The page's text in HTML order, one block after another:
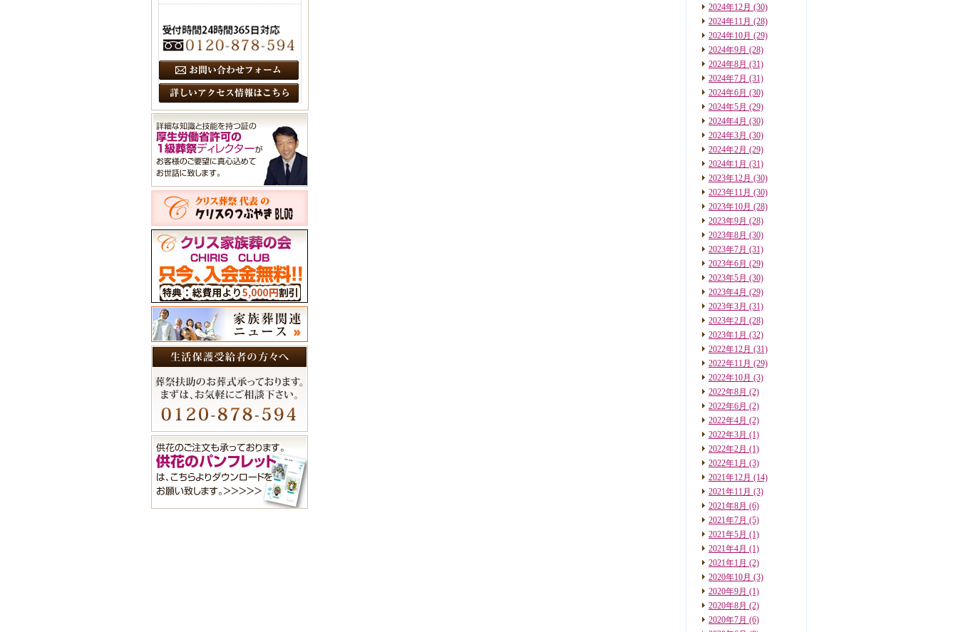
2024年12月 (30)
2024年11月 (28)
2024年10月 (29)
2024年9月 (28)
2024年8月 (31)
2024年7月 (31)
2024年6月 (30)
2024年5月 (29)
2024年4月 (30)
2024年3月 (30)
2024年2月 (29)
2024年1月 (31)
2023年12月 (30)
2023年11月 (30)
2023年10月 (28)
2023年9月 (28)
2023年8月 (30)
2023年7月 (31)
2023年6月 (29)
2023年5月 (30)
2023年4月 (29)
2023年3月 (31)
2023年2月 (28)
2023年1月 (32)
2022年12月 (31)
2022年11月 (29)
2022年10月 (3)
2022年8月 (2)
2022年6月 (2)
2022年4月 (2)
2022年3月 (1)
2022年2月 (1)
2022年1月 (3)
2021年12月 (14)
2021年11月 (3)
2021年8月 (6)
2021年7月 (5)
2021年5月 (1)
2021年4月 (1)
2021年1月 (2)
2020年10月 (3)
2020年9月 (1)
2020年8月 (2)
2020年7月 (6)